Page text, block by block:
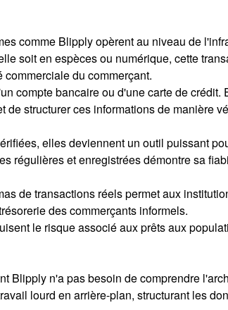
comme Blipply opèrent au niveau de
soit en espèces ou numérique, cette
du commerçant.
compte bancaire ou d'une carte de
structurer ces informations de manière
elles deviennent un outil puissant
régulières et enregistrées démontre sa
de transactions réels permet aux
des commerçants informels.
le risque associé aux prêts aux
Blipply n'a pas besoin de comprendre
lourd en arrière-plan, structurant les